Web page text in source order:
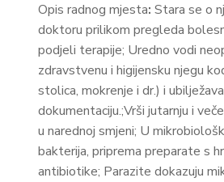
Opis radnog mjesta: Stara se o
doktoru prilikom pregleda
podjeli terapije; Uredno vodi
zdravstvenu i higijensku njegu
stolica, mokrenje i dr.) i
dokumentaciju.;Vrši jutarnju i
u narednoj smjeni; U
bakterija, priprema preparate s
antibiotike; Parazite dokazuju